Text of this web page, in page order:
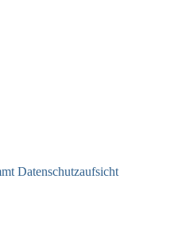
Datenschutzaufsicht